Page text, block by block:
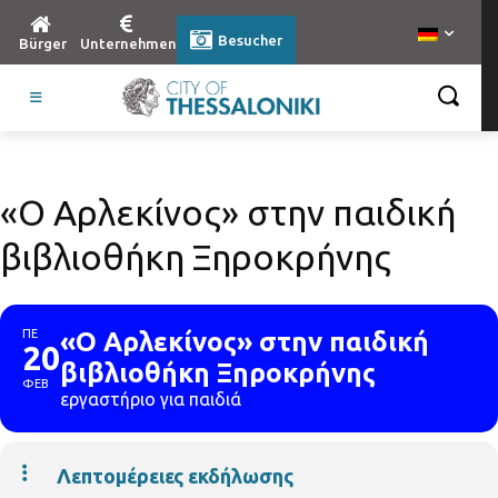
Bürger Unternehmen Besucher
«Ο Αρλεκίνος» στην παιδική
βιβλιοθήκη Ξηροκρήνης
ΠΕ
20
ΦΕΒ
«Ο Αρλεκίνος» στην παιδική
βιβλιοθήκη Ξηροκρήνης
εργαστήριο για παιδιά
Λεπτομέρειες εκδήλωσης